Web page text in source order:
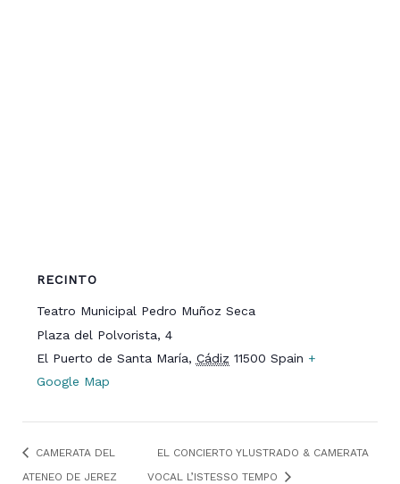
RECINTO
Teatro Municipal Pedro Muñoz Seca
Plaza del Polvorista, 4
El Puerto de Santa María, Cádiz 11500 Spain +
Google Map
CAMERATA DEL
ATENEO DE JEREZ
EL CONCIERTO YLUSTRADO & CAMERATA
VOCAL L’ISTESSO TEMPO